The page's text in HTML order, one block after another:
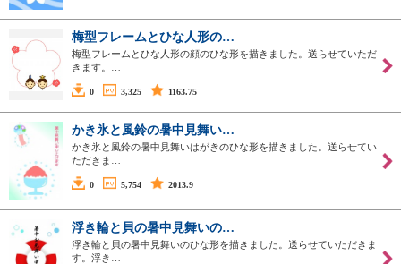
梅型フレームとひな人形の…
梅型フレームとひな人形の顔のひな形を描きました。送らせていただ
きます。…
0 3,325 1163.75
かき氷と風鈴の暑中見舞い…
かき氷と風鈴の暑中見舞いはがきのひな形を描きました。送らせてい
ただきま…
0 5,754 2013.9
浮き輪と貝の暑中見舞いの…
浮き輪と貝の暑中見舞いのひな形を描きました。送らせていただきま
す。浮き…